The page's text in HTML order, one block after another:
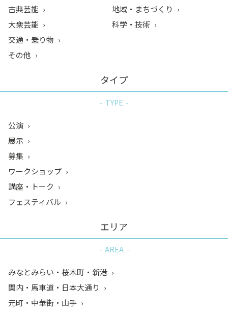
古典芸能
大衆芸能
地域・まちづくり
科学・技術
交通・乗り物
その他
タイプ
TYPE
公演
展示
募集
ワークショップ
講座・トーク
フェスティバル
エリア
AREA
みなとみらい・桜木町・新港
関内・馬車道・日本大通り
元町・中華街・山手